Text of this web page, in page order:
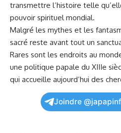
transmettre l’histoire telle
pouvoir spirituel mondial.
Malgré les mythes et les
sacré reste avant tout un
Rares sont les endroits au
une politique papale du XIIIe
qui accueille aujourd’hui des
Joindre